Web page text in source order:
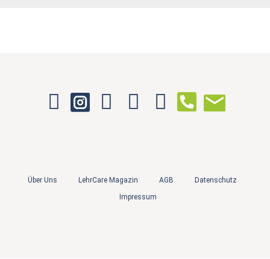
Über Uns LehrCare Magazin AGB
Datenschutz
Impressum